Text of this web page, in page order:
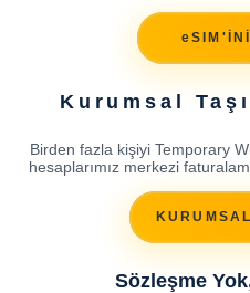
Kurumsal
Birden fazla kişiyi Temporary
hesaplarımız merkezi
Sözleşme